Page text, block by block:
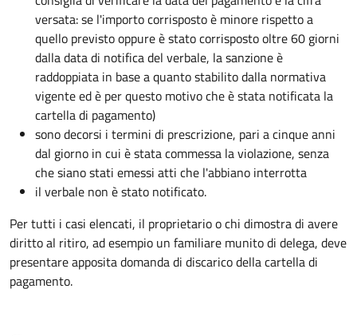
versata: se l'importo corrisposto è minore rispetto a
quello previsto oppure è stato corrisposto oltre 60 giorni
dalla data di notifica del verbale, la sanzione è
raddoppiata in base a quanto stabilito dalla normativa
vigente ed è per questo motivo che è stata notificata la
cartella di pagamento)
sono decorsi i termini di prescrizione, pari a cinque anni
dal giorno in cui è stata commessa la violazione, senza
che siano stati emessi atti che l'abbiano interrotta
il verbale non è stato notificato.
Per tutti i casi elencati, il proprietario o chi dimostra di avere
diritto al ritiro, ad esempio un familiare munito di delega, deve
presentare apposita domanda di discarico della cartella di
pagamento.